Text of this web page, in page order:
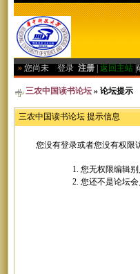
» 您尚未 登录 注册 返回主站
三农中国读书论坛 » 论坛提示
三农中国读书论坛 提示信息
您没有登录或者您没有权限
您无权限编辑
您还不是论坛